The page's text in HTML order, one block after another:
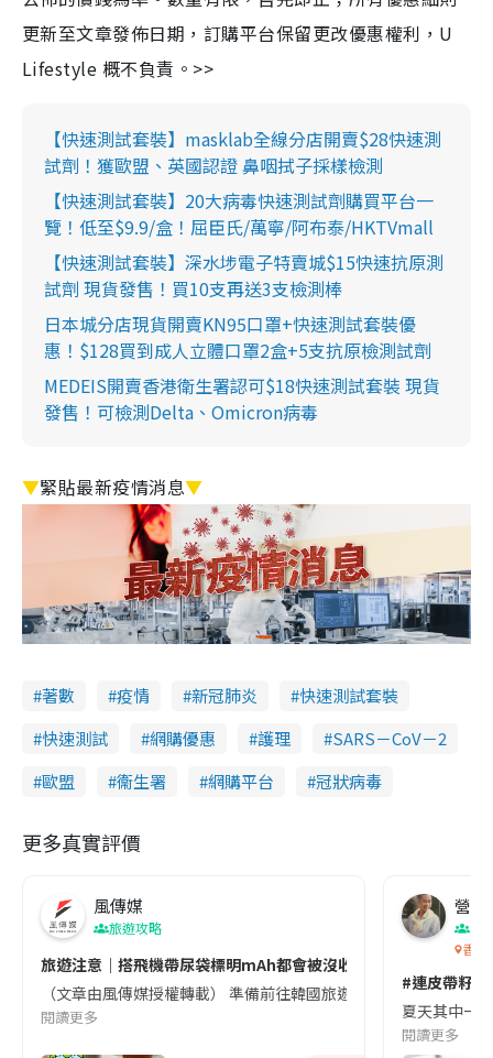
更新至文章發佈日期，訂購平台保留更改優惠權利，U
Lifestyle 概不負責。>>
【快速測試套裝】masklab全線分店開賣$28快速測
試劑！獲歐盟、英國認證 鼻咽拭子採樣檢測
【快速測試套裝】20大病毒快速測試劑購買平台一
覽！低至$9.9/盒！屈臣氏/萬寧/阿布泰/HKTVmall
【快速測試套裝】深水埗電子特賣城$15快速抗原測
試劑 現貨發售！買10支再送3支檢測棒
日本城分店現貨開賣KN95口罩+快速測試套裝優
惠！$128買到成人立體口罩2盒+5支抗原檢測試劑
MEDEIS開賣香港衛生署認可$18快速測試套裝 現貨
發售！可檢測Delta、Omicron病毒
▼緊貼最新疫情消息▼
著數 疫情 新冠肺炎
快速測試套裝
快速測試
網購優惠 護理
SARS－CoV－2
歐盟
衞生署 網購平台 冠狀病毒
更多真實評價
風傳媒
旅遊攻略
旅遊注意｜搭飛機帶尿袋標明mAh都會被沒收😱出發前切記檢查
（文章由風傳媒授權轉載） 準備前往韓國旅遊的民眾，近期要
閱讀更多
營養
香港
#連皮帶籽
夏天其中一
閱讀更多